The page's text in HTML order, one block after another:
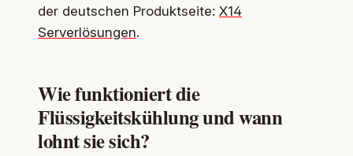
der deutschen Produktseite: X14
Serverlösungen.
Wie funktioniert die
Flüssigkeitskühlung und wann
lohnt sie sich?